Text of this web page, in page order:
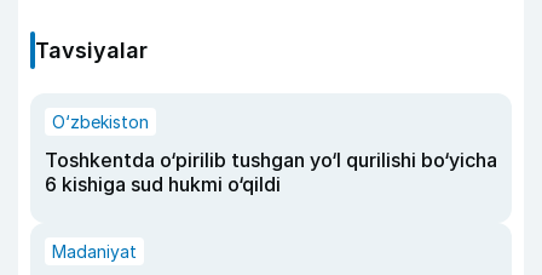
Tavsiyalar
O‘zbekiston
Toshkentda o‘pirilib tushgan yo‘l qurilishi bo‘yicha
6 kishiga sud hukmi o‘qildi
Madaniyat